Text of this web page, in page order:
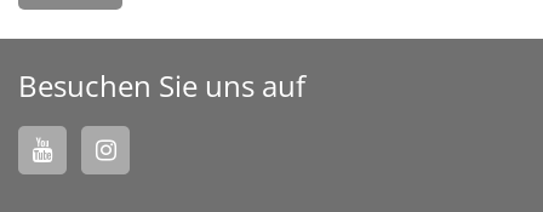
Besuchen Sie uns auf